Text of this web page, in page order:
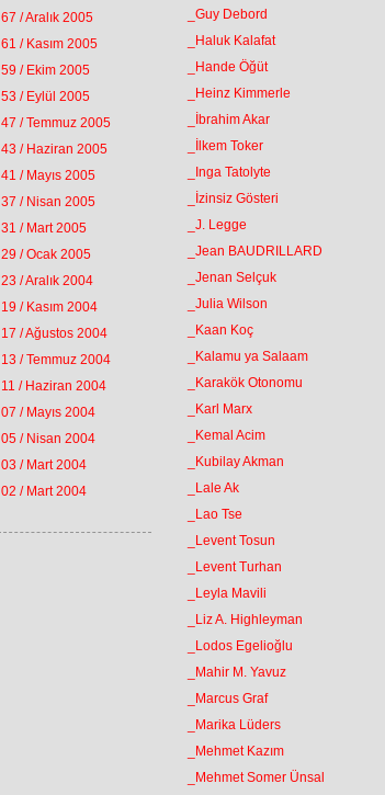
67 / Aralık 2005
61 / Kasım 2005
59 / Ekim 2005
53 / Eylül 2005
47 / Temmuz 2005
43 / Haziran 2005
41 / Mayıs 2005
37 / Nisan 2005
31 / Mart 2005
29 / Ocak 2005
23 / Aralık 2004
19 / Kasım 2004
17 / Ağustos 2004
13 / Temmuz 2004
11 / Haziran 2004
07 / Mayıs 2004
05 / Nisan 2004
03 / Mart 2004
02 / Mart 2004
_Guy Debord
_Haluk Kalafat
_Hande Öğüt
_Heinz Kimmerle
_İbrahim Akar
_İlkem Toker
_Inga Tatolyte
_İzinsiz Gösteri
_J. Legge
_Jean BAUDRILLARD
_Jenan Selçuk
_Julia Wilson
_Kaan Koç
_Kalamu ya Salaam
_Karakök Otonomu
_Karl Marx
_Kemal Acim
_Kubilay Akman
_Lale Ak
_Lao Tse
_Levent Tosun
_Levent Turhan
_Leyla Mavili
_Liz A. Highleyman
_Lodos Egelioğlu
_Mahir M. Yavuz
_Marcus Graf
_Marika Lüders
_Mehmet Kazım
_Mehmet Somer Ünsal